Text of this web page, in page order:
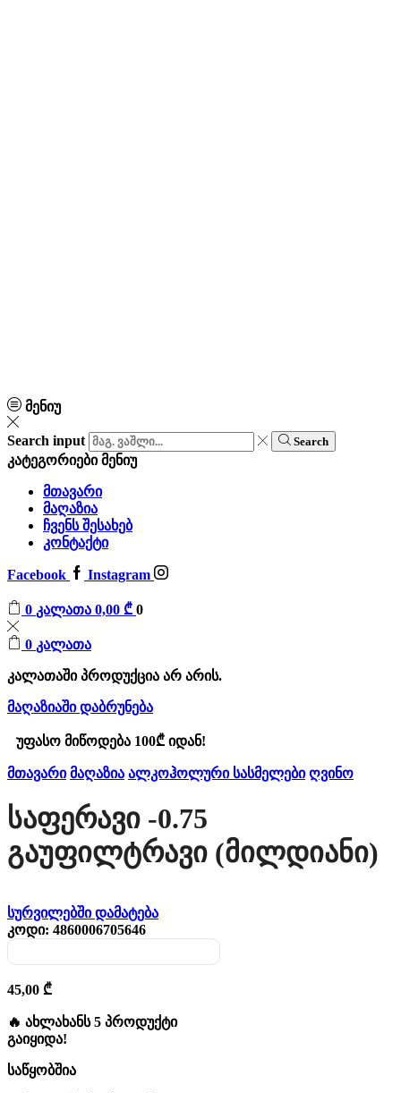
მენიუ
Search input Search
კატეგორიებიმენიუ
მთავარი
მაღაზია
ჩვენს შესახებ
კონტაქტი
Facebook Instagram
0 კალათა 0,00 ₾ 0
0 კალათა
კალათაში პროდუქცია არ არის.
მაღაზიაში დაბრუნება
უფასო მიწოდება 100₾ იდან!
მთავარი მაღაზია ალკოჰოლური სასმელები ღვინო
Საფერავი -0.75
Გაუფილტრავი (მილდიანი)
სურვილებში დამატება
კოდი: 4860006705646
45,00 ₾
🔥 ახლახანს 5 პროდუქტი
გაიყიდა!
საწყობშია